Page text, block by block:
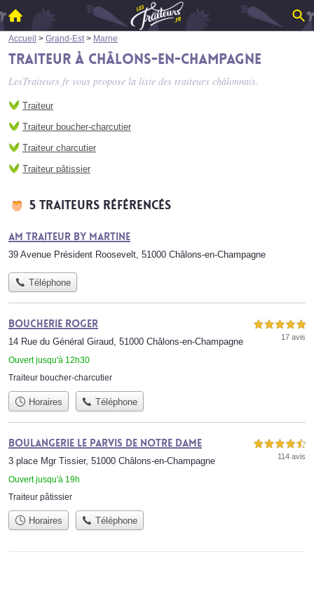
Accueil > Grand-Est > Marne
Traiteur à Châlons-en-Champagne
LesTraiteurs.fr vous propose la liste des traiteurs châlonnais.
Traiteur
Traiteur boucher-charcutier
Traiteur charcutier
Traiteur pâtissier
5 traiteurs référencés
Am Traiteur By Martine
39 Avenue Président Roosevelt, 51000 Châlons-en-Champagne
Téléphone
Boucherie Roger
14 Rue du Général Giraud, 51000 Châlons-en-Champagne
Ouvert jusqu'à 12h30
5,0 étoiles sur 5
17 avis
Traiteur boucher-charcutier
Horaires Téléphone
Boulangerie le Parvis de Notre Dame
3 place Mgr Tissier, 51000 Châlons-en-Champagne
Ouvert jusqu'à 19h
4,5 étoiles sur 5
114 avis
Traiteur pâtissier
Horaires Téléphone